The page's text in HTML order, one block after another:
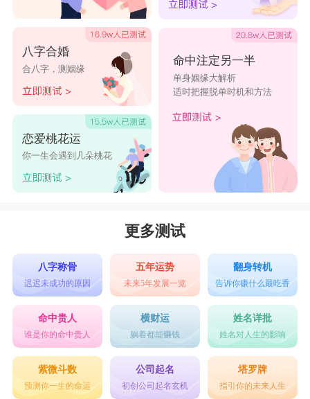
八字合婚
合八字，测姻缘
恋爱桃花运
你一生会遇到几朵桃花
命中注定另一半
单身姻缘大解析
适时把握脱单时机和方法
更多测试
八字称骨
迟迟未成功的原因
五年运势
未来5年发展一览
翻身转机
告诉你赚什么最吃香
命中贵人
谁是你的命中贵人
横财运
躺着都能赚钱
姓名详批
姓名对人生的影响
紫微斗数
预测你一生的命运
公司起名
初创公司起名玄机
塔罗牌
指引你的未来人生